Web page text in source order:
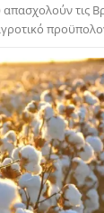
τις